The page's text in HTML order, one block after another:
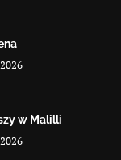
w Malilli